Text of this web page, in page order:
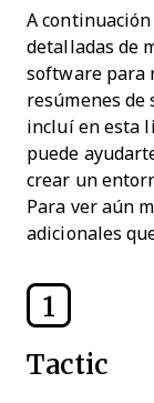
A
detalladas de
software para
resúmenes de
incluí en esta
puede
crear un
Para ver aún
adicionales
1
Tactic